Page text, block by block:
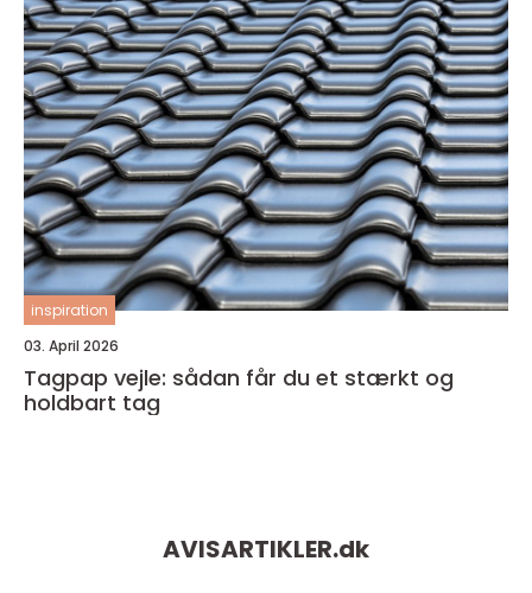
inspiration
03. April 2026
Tagpap vejle: sådan får du et stærkt og
holdbart tag
AVISARTIKLER.dk